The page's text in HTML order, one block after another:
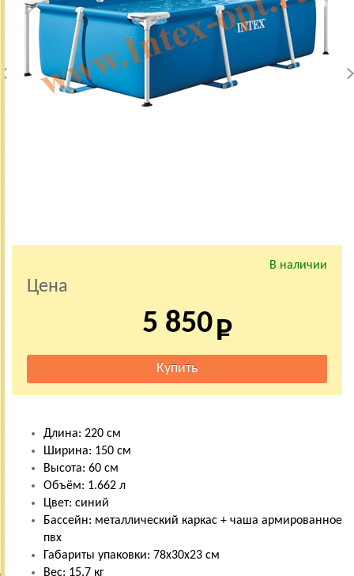
В наличии
Цена
5 850
Длина: 220 см
Ширина: 150 см
Высота: 60 см
Объём: 1.662 л
Цвет: синий
Бассейн: металлический каркас + чаша армированное
пвх
Габариты упаковки: 78х30х23 см
Вес: 15.7 кг